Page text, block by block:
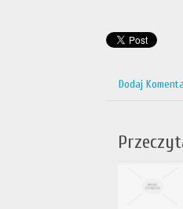
Dodaj